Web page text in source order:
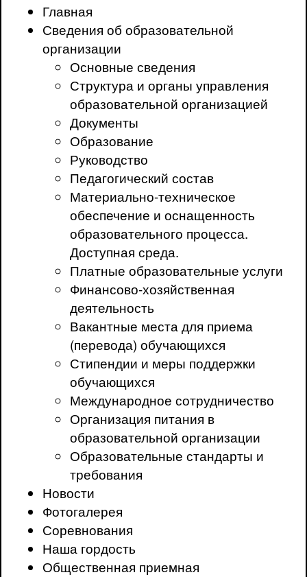
Главная
Сведения об образовательной
организации
Основные сведения
Структура и органы управления
образовательной организацией
Документы
Образование
Руководство
Педагогический состав
Материально-техническое
обеспечение и оснащенность
образовательного процесса.
Доступная среда.
Платные образовательные услуги
Финансово-хозяйственная
деятельность
Вакантные места для приема
(перевода) обучающихся
Стипендии и меры поддержки
обучающихся
Международное сотрудничество
Организация питания в
образовательной организации
Образовательные стандарты и
требования
Новости
Фотогалерея
Соревнования
Наша гордость
Общественная приемная